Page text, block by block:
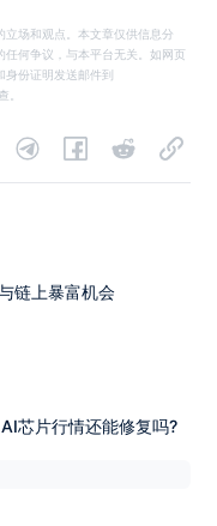
立场和观点。本文章仅供信息分
何争议，与本平台无关。如网页
份证明发送邮件到
。
链上暴富机会
芯片行情还能修复吗?